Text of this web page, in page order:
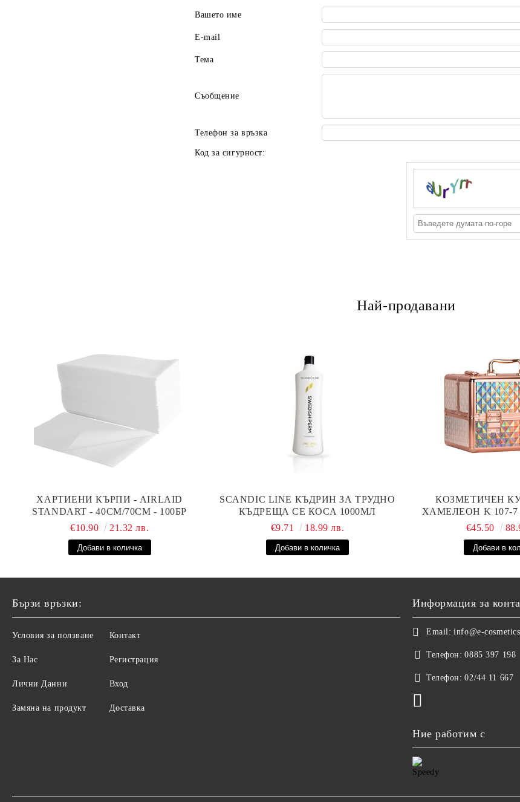
Вашето име
E-mail
Тема
Съобщение
Телефон за връзка
Код за сигурност:
Най-продавани
ХАРТИЕНИ КЪРПИ - AIRLAID
STANDART - 40СМ/70СМ - 100БР
€10.90
21.32 лв.
SCANDIC LINE КЪДРИН ЗА ТРУДНО
КЪДРЕЩА СЕ КОСА 1000МЛ
€9.71
18.99 лв.
КОЗМЕТИЧЕН
ХАМЕЛЕОН K 107-7
€45.50
Бързи връзки:
Условия за ползване
За Нас
Лични Данни
Замяна на продукт
Контакт
Регистрация
Вход
Доставка
Информация за
Email: info@e-
Телефон: 0885 397 198
Телефон: 02/44 11 667
Ние работим с